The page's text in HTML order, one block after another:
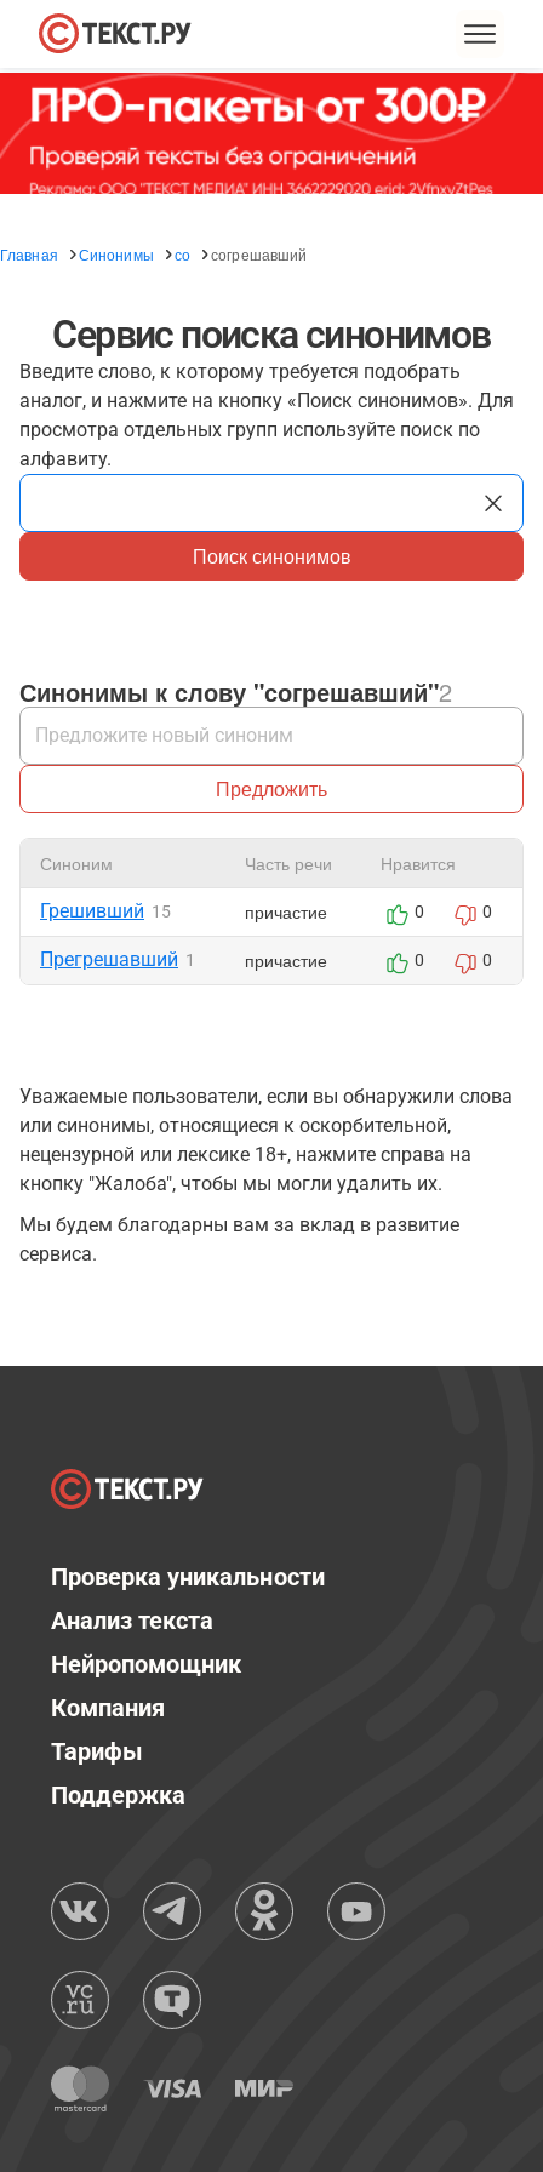
Главная Синонимы со согрешавший
Сервис поиска синонимов
Введите слово, к которому требуется подобрать
аналог, и нажмите на кнопку «Поиск синонимов». Для
просмотра отдельных групп используйте поиск по
алфавиту.
Поиск синонимов
Синонимы к слову "согрешавший"2
Предложить
Синоним Часть речи Нравится
Грешивший 15 причастие 0 0
Прегрешавший 1 причастие 0 0
Уважаемые пользователи, если вы обнаружили слова
или синонимы, относящиеся к оскорбительной,
нецензурной или лексике 18+, нажмите справа на
кнопку "Жалоба", чтобы мы могли удалить их.
Мы будем благодарны вам за вклад в развитие
сервиса.
Проверка уникальности
Анализ текста
Нейропомощник
Компания
Тарифы
Поддержка